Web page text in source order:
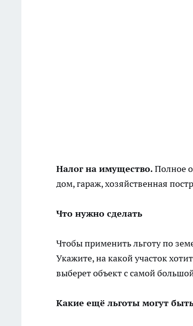
Налог на имущество.Полное
дом, гараж, хозяйственная
Что нужно сделать
Чтобы применить льготу по
Укажите, на какой участок
выберет объект с самой
Какие ещё льготы могут